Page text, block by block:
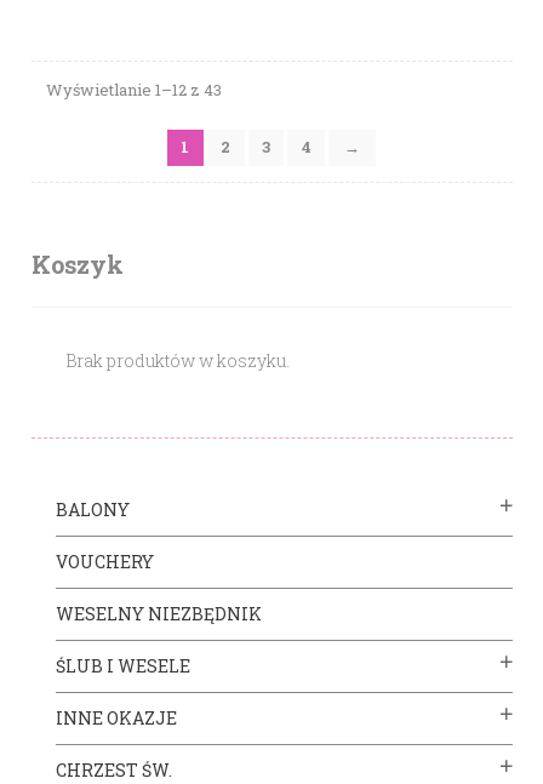
Wyświetlanie 1–12 z 43
1 2 3 4 →
Koszyk
Brak produktów w koszyku.
BALONY
VOUCHERY
WESELNY NIEZBĘDNIK
ŚLUB I WESELE
INNE OKAZJE
CHRZEST ŚW.